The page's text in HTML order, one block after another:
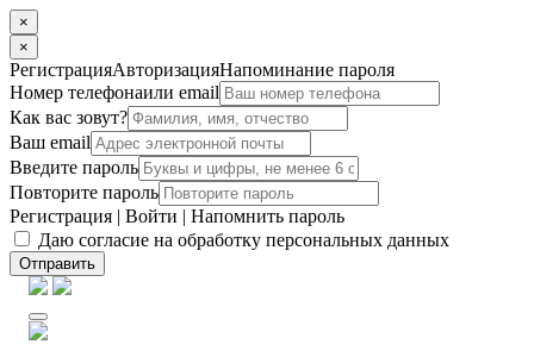
×
×
РегистрацияАвторизацияНапоминание пароля
Номер телефонаили email
Как вас зовут?
Ваш email
Введите пароль
Повторите пароль
Регистрация | Войти | Напомнить пароль
Даю согласие на обработку персональных данных
Отправить